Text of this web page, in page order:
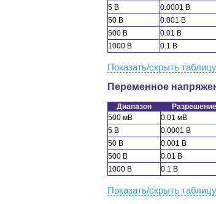
5 В
0.0001 В
50 В
0.001 В
500 В
0.01 В
1000 В
0.1 В
Показать/скрыть
Переменное
Диапазон Разрешение
500 мВ
0.01 мВ
5 В
0.0001 В
50 В
0.001 В
500 В
0.01 В
1000 В
0.1 В
Показать/скрыть